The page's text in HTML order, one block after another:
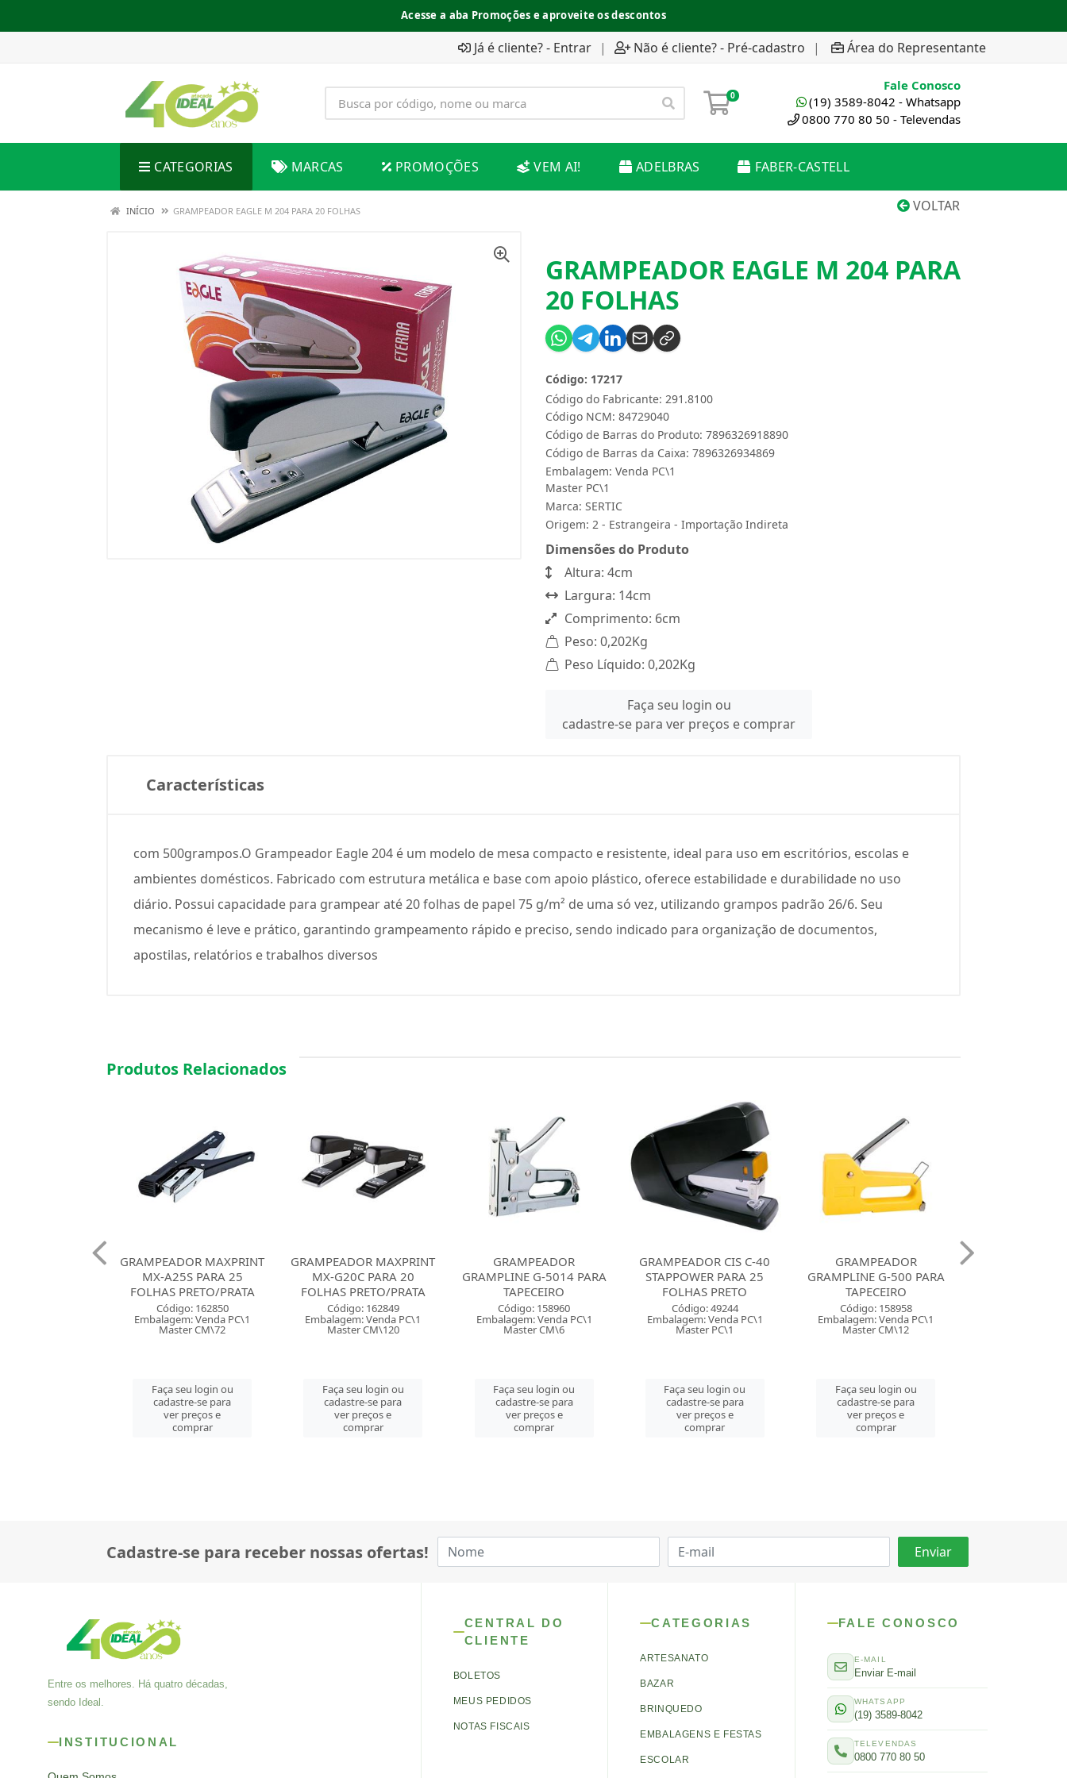
Acesse a aba Promoções e aproveite os descontos
Já é cliente? - Entrar | Não é cliente? - Pré-cadastro | Área do Representante
0
Fale Conosco
(19) 3589-8042 - Whatsapp
0800 770 80 50 - Televendas
CATEGORIAS MARCAS PROMOÇÕES VEM AI! ADELBRAS FABER-CASTELL
VOLTAR
INÍCIO GRAMPEADOR EAGLE M 204 PARA 20 FOLHAS
GRAMPEADOR EAGLE M 204 PARA
20 FOLHAS
Código do Fabricante: 291.8100
Código: 17217
Código NCM: 84729040
Código de Barras do Produto: 7896326918890
Código de Barras da Caixa: 7896326934869
Embalagem: Venda PC\1
Master PC\1
Marca: SERTIC
Origem: 2 - Estrangeira - Importação Indireta
Dimensões do Produto
Altura: 4cm
Largura: 14cm
Comprimento: 6cm
Peso: 0,202Kg
Peso Líquido: 0,202Kg
Faça seu login ou
cadastre-se para ver preços e comprar
Características
com 500grampos.O Grampeador Eagle 204 é um modelo de mesa compacto e resistente, ideal para uso em escritórios, escolas e
ambientes domésticos. Fabricado com estrutura metálica e base com apoio plástico, oferece estabilidade e durabilidade no uso
diário. Possui capacidade para grampear até 20 folhas de papel 75 g/m² de uma só vez, utilizando grampos padrão 26/6. Seu
mecanismo é leve e prático, garantindo grampeamento rápido e preciso, sendo indicado para organização de documentos,
apostilas, relatórios e trabalhos diversos
Produtos Relacionados
GRAMPEADOR MAXPRINT
MX-G20C PARA 20
FOLHAS PRETO/PRATA
Código: 162849
Embalagem: Venda PC\1
Master CM\120
Faça seu login ou
cadastre-se para
ver preços e
comprar
GRAMPEADOR
GRAMPLINE G-5014 PARA
TAPECEIRO
Código: 158960
Embalagem: Venda PC\1
Master CM\6
Faça seu login ou
cadastre-se para
ver preços e
comprar
GRAMPEADOR CIS C-40
STAPPOWER PARA 25
FOLHAS PRETO
Código: 49244
Embalagem: Venda PC\1
Master PC\1
Faça seu login ou
cadastre-se para
ver preços e
comprar
GRAMPEADOR
GRAMPLINE G-500 PARA
TAPECEIRO
Código: 158958
Embalagem: Venda PC\1
Master CM\12
Faça seu login ou
cadastre-se para
ver preços e
comprar
GRAMPEADOR
GRAMPLINE GE-1055
PARA 12 FOLHAS MINI
SORTIDO
Código: 158955
Embalagem: Venda PC\1
Faça seu login ou
cadastre-se para
ver preços e
Cadastre-se para receber nossas ofertas!
Entre os melhores. Há quatro décadas,
sendo Ideal.
INSTITUCIONAL
CENTRAL DO
CLIENTE
BOLETOS
MEUS PEDIDOS
NOTAS FISCAIS
CATEGORIAS
ARTESANATO
BAZAR
BRINQUEDO
EMBALAGENS E FESTAS
ESCOLAR
FALE CONOSCO
E-MAIL
Enviar E-mail
WHATSAPP
(19) 3589-8042
TELEVENDAS
0800 770 80 50